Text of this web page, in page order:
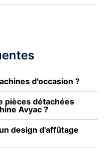
d'occasion ?
pièces détachées
Avyac ?
design d'affûtage